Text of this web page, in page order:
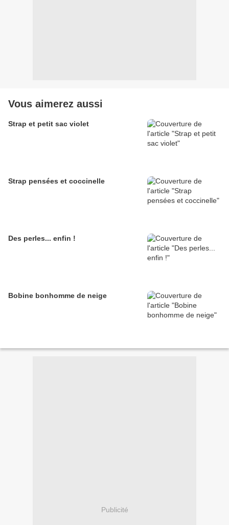
Vous aimerez aussi
Strap et petit sac violet
Strap pensées et coccinelle
Des perles... enfin !
Bobine bonhomme de neige
Publicité